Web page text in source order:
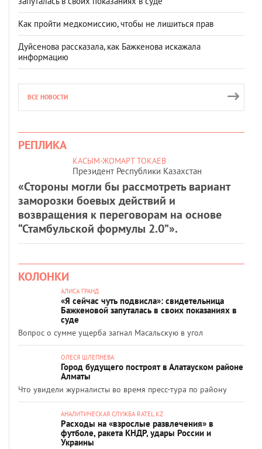
Как пройти медкомиссию, чтобы не лишиться прав
Дуйсенова рассказала, как Бажкенова искажала
информацию
ВСЕ НОВОСТИ
РЕПЛИКА
КАСЫМ-ЖОМАРТ ТОКАЕВ
Президент Республики Казахстан
«Стороны могли бы рассмотреть вариант
заморозки боевых действий и
возвращения к переговорам на основе
“Стамбульской формулы 2.0”».
КОЛОНКИ
АЛИСА ГРАНД
«Я сейчас чуть подвисла»: свидетельница
Бажкеновой запуталась в своих показаниях в
суде
Вопрос о сумме ущерба загнал Масальскую в угол
ОЛЕСЯ ШЛЕПНЕВА
Город будущего построят в Алатауском районе
Алматы
Что увидели журналисты во время пресс-тура по району
АНАЛИТИЧЕСКАЯ СЛУЖБА RATEL.KZ
Расходы на «взрослые развлечения» в
футболе, ракета КНДР, удары России и
Украины